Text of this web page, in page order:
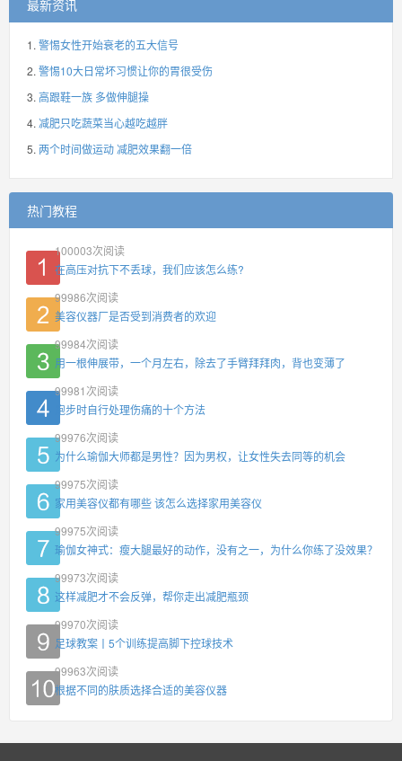
最新资讯
警惕女性开始衰老的五大信号
警惕10大日常坏习惯让你的胃很受伤
高跟鞋一族 多做伸腿操
减肥只吃蔬菜当心越吃越胖
两个时间做运动 减肥效果翻一倍
热门教程
100003次阅读
在高压对抗下不丢球，我们应该怎么练?
99986次阅读
美容仪器厂是否受到消费者的欢迎
99984次阅读
用一根伸展带，一个月左右，除去了手臂拜拜肉，背也变薄了
99981 次阅读
跑步时自行处理伤痛的十个方法
99976次阅读
为什么瑜伽大师都是男性？因为男权，让女性失去同等的机会
99975次阅读
家用美容仪都有哪些 该怎么选择家用美容仪
99975次阅读
瑜伽女神式：瘦大腿最好的动作，没有之一，为什么你练了没效果？
99973次阅读
这样减肥才不会反弹，帮你走出减肥瓶颈
99970次阅读
足球教案丨5个训练提高脚下控球技术
99963次阅读
根据不同的肤质选择合适的美容仪器